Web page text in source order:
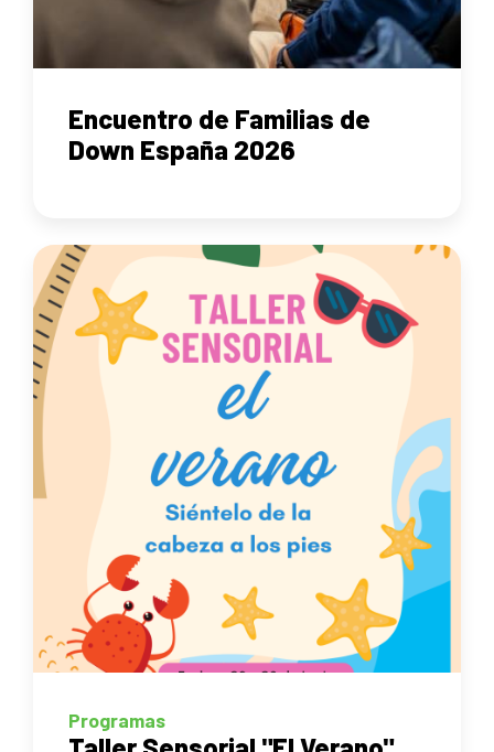
Encuentro de Familias de
Down España 2026
Programas